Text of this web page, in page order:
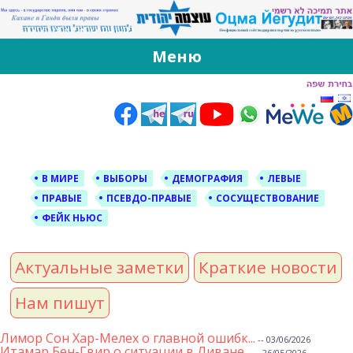
За Оцма Йегудит
עוצמה יהודית ברוסית ובעברית
Меню
В МИРЕ ВЫБОРЫ ДЕМОГРАФИЯ
ЛЕВЫЕ
ПРАВЫЕ
ПСЕВДО-ПРАВЫЕ
СОСУЩЕСТВОВАНИЕ
ФЕЙК НЬЮС
Актуальные заметки
Краткие новости
Нам пишут
Лимор Сон Хар-Мелех о главной ошибк... -- 03/06/2026